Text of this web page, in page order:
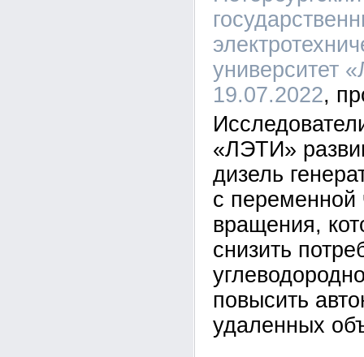
университет
19.07.2022
«ЛЭТИ»
дизель
с переменной
вращения,
снизить
повысить
удаленных